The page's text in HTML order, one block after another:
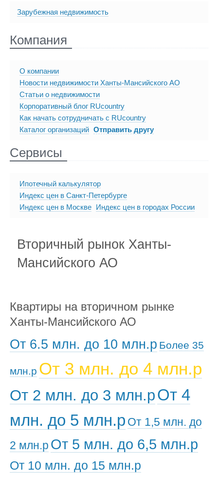
Зарубежная недвижимость
Компания
О компании
Новости недвижимости Ханты-Мансийского АО
Статьи о недвижимости
Корпоративный блог RUcountry
Как начать сотрудничать с RUcountry
Каталог организаций Отправить другу
Сервисы
Ипотечный калькулятор
Индекс цен в Санкт-Петербурге
Индекс цен в Москве Индекс цен в городах России
Вторичный рынок Ханты-
Мансийского АО
Квартиры на вторичном рынке
Ханты-Мансийского АО
От 6.5 млн. до 10 млн.р Более 35
млн.р От 3 млн. до 4 млн.р
От 2 млн. до 3 млн.рОт 4
млн. до 5 млн.р От 1,5 млн. до
2 млн.р От 5 млн. до 6,5 млн.р
От 10 млн. до 15 млн.р